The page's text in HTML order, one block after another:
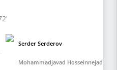
Serder Serderov
Mohammadjavad Hosseinnejad